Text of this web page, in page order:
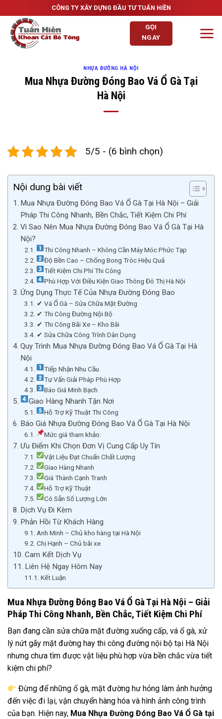
to
content
CÔNG TY XÂY DỰNG ĐẦU TƯ TUẤN HIỀN
GỌI
NGAY
NHỰA ĐƯỜNG HÀ NỘI
Mua Nhựa Đường Đóng Bao Vá Ổ Gà Tại
Hà Nội
5/5 - (6 bình chọn)
Nội dung bài viết
Mua Nhựa Đường Đóng Bao Vá Ổ Gà Tại Hà Nội – Giải
Pháp Thi Công Nhanh, Bền Chắc, Tiết Kiệm Chi Phí
Vì Sao Nên Mua Nhựa Đường Đóng Bao Vá Ổ Gà Tại Hà
Nội?
Thi Công Nhanh – Không Cần Máy Móc Phức Tạp
Độ Bền Cao – Chống Bong Tróc Hiệu Quả
Tiết Kiệm Chi Phí Thi Công
Phù Hợp Với Điều Kiện Giao Thông Đô Thị Hà Nội
Ứng Dụng Thực Tế Của Nhựa Đường Đóng Bao
✔ Vá Ổ Gà – Sửa Chữa Mặt Đường
✔ Thi Công Đường Nội Bộ
✔ Thi Công Bãi Xe – Kho Bãi
✔ Sửa Chữa Công Trình Dân Dụng
Quy Trình Mua Nhựa Đường Đóng Bao Vá Ổ Gà Tại Hà
Nội
Tiếp Nhận Nhu Cầu
Tư Vấn Giải Pháp Phù Hợp
Báo Giá Minh Bạch
Giao Hàng Nhanh Tận Nơi
Hỗ Trợ Kỹ Thuật Thi Công
Báo Giá Nhựa Đường Đóng Bao Vá Ổ Gà Tại Hà Nội
Mức giá tham khảo:
Ưu Điểm Khi Chọn Đơn Vị Cung Cấp Uy Tín
Vật Liệu Đạt Chuẩn Chất Lượng
Giao Hàng Nhanh
Giá Thành Cạnh Tranh
Hỗ Trợ Kỹ Thuật
Có Sẵn Số Lượng Lớn
Dịch Vụ Đi Kèm
Phản Hồi Từ Khách Hàng
Anh Minh – Chủ kho hàng tại Hà Nội
Chị Hạnh – Chủ bãi xe
Cam Kết Dịch Vụ
Liên Hệ Ngay Hôm Nay
Kết Luận
Mua Nhựa Đường Đóng Bao Vá Ổ Gà Tại Hà Nội – Giải
Pháp Thi Công Nhanh, Bền Chắc, Tiết Kiệm Chi Phí
Bạn đang cần sửa chữa mặt đường xuống cấp, vá ổ gà, xử
lý nứt gãy mặt đường hay thi công đường nội bộ tại Hà Nội
nhưng chưa tìm được vật liệu phù hợp vừa bền chắc vừa tiết
kiệm chi phí?
Đừng để những ổ gà, mặt đường hư hỏng làm ảnh hưởng
đến việc đi lại, vận chuyển hàng hóa và hình ảnh công trình
của bạn. Hiện nay, Mua Nhựa Đường Đóng Bao Vá Ổ Gà tại